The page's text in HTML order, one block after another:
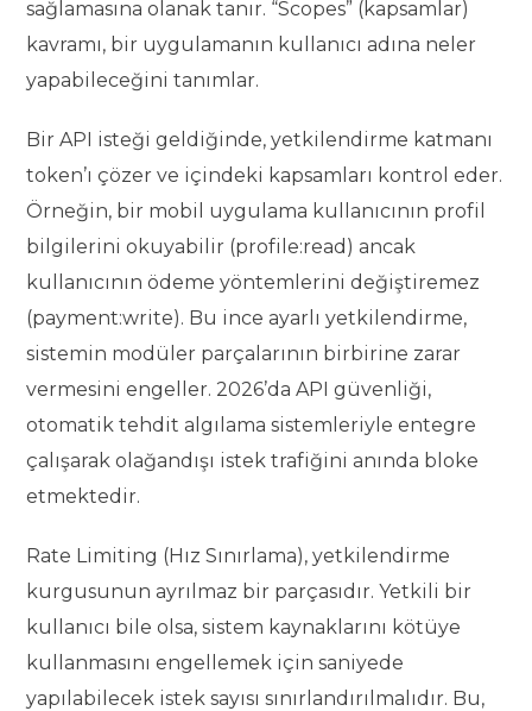
sağlamasına olanak tanır. “Scopes” (kapsamlar)
kavramı, bir uygulamanın kullanıcı adına neler
yapabileceğini tanımlar.
Bir API isteği geldiğinde, yetkilendirme katmanı
token’ı çözer ve içindeki kapsamları kontrol eder.
Örneğin, bir mobil uygulama kullanıcının profil
bilgilerini okuyabilir (profile:read) ancak
kullanıcının ödeme yöntemlerini değiştiremez
(payment:write). Bu ince ayarlı yetkilendirme,
sistemin modüler parçalarının birbirine zarar
vermesini engeller. 2026’da API güvenliği,
otomatik tehdit algılama sistemleriyle entegre
çalışarak olağandışı istek trafiğini anında bloke
etmektedir.
Rate Limiting (Hız Sınırlama), yetkilendirme
kurgusunun ayrılmaz bir parçasıdır. Yetkili bir
kullanıcı bile olsa, sistem kaynaklarını kötüye
kullanmasını engellemek için saniyede
yapılabilecek istek sayısı sınırlandırılmalıdır. Bu,